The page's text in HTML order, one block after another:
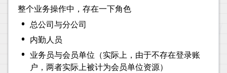
整个业务操作中，存在一下角色
• 总公司与分公司
• 内勤人员
• 业务员与会员单位（实际上，由于不存在登录账
户，两者实际上被计为会员单位资源）